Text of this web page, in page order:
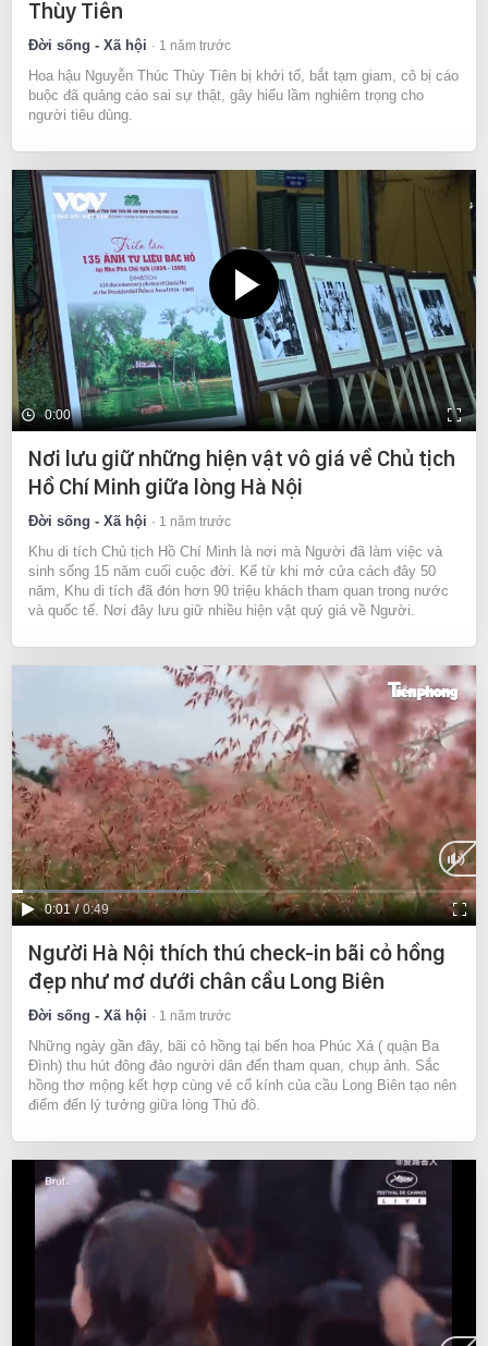
Thùy Tiên
Đời sống - Xã hội 1 năm trước
Hoa hậu Nguyễn Thúc Thùy Tiên bị khởi tố, bắt tạm giam, cô bị cáo
buộc đã quảng cáo sai sự thật, gây hiểu lầm nghiêm trọng cho
người tiêu dùng.
0:00
Nơi lưu giữ những hiện vật vô giá về Chủ tịch
Hồ Chí Minh giữa lòng Hà Nội
Đời sống - Xã hội 1 năm trước
Khu di tích Chủ tịch Hồ Chí Minh là nơi mà Người đã làm việc và
sinh sống 15 năm cuối cuộc đời. Kể từ khi mở cửa cách đây 50
năm, Khu di tích đã đón hơn 90 triệu khách tham quan trong nước
và quốc tế. Nơi đây lưu giữ nhiều hiện vật quý giá về Người.
Current
Time
0:01 / Duration
0:49
Người Hà Nội thích thú check-in bãi cỏ hồng
đẹp như mơ dưới chân cầu Long Biên
Đời sống - Xã hội 1 năm trước
Những ngày gần đây, bãi cỏ hồng tại bến hoa Phúc Xá ( quận Ba
Đình) thu hút đông đảo người dân đến tham quan, chụp ảnh. Sắc
hồng thơ mộng kết hợp cùng vẻ cổ kính của cầu Long Biên tạo nên
điểm đến lý tưởng giữa lòng Thủ đô.